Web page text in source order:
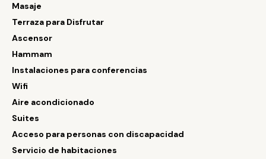
Masaje
Terraza para Disfrutar
Ascensor
Hammam
Instalaciones para conferencias
Wifi
Aire acondicionado
Suites
Acceso para personas con discapacidad
Servicio de habitaciones